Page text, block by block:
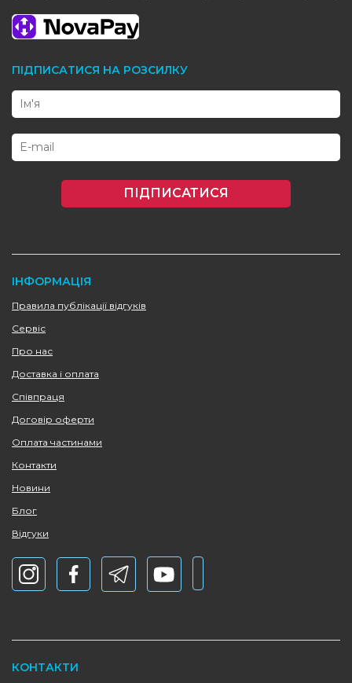
ПІДПИСАТИСЯ НА РОЗСИЛКУ
ПІДПИСАТИСЯ
ІНФОРМАЦІЯ
Правила публікації відгуків
Сервіс
Про нас
Доставка і оплата
Співпраця
Договір оферти
Оплата частинами
Контакти
Новини
Блог
Відгуки
КОНТАКТИ